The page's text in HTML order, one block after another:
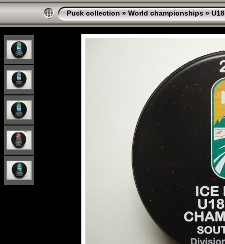
Puck collection » World championships » U18